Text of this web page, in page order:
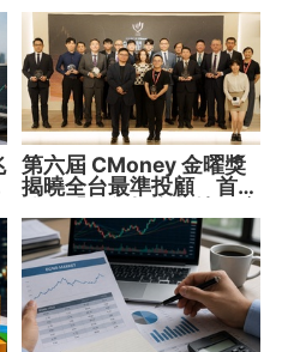
第六屆 CMoney 金曜獎
揭曉全台最準投顧 首度
用 助攻投顧、投信打造
下一代